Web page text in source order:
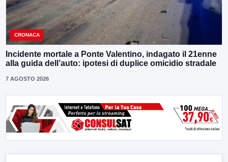
CRONACA
Incidente mortale a Ponte Valentino, indagato il 21enne
alla guida dell’auto: ipotesi di duplice omicidio stradale
7 AGOSTO 2026